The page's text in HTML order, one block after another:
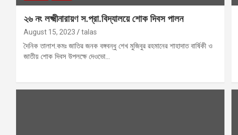
২৬ নং লক্ষ্মীনারায়ণ স.প্রা.বিদ্যালয়ে শোক দিবস পালন
August 15, 2023 talas
দৈনিক তালাশ.কমঃ জাতির জনক বঙ্গবন্ধু শেখ মুজিবুর রহমানের শাহাদাত বার্ষিকী ও
জাতীয় শোক দিবস উপলক্ষে দেওভো…